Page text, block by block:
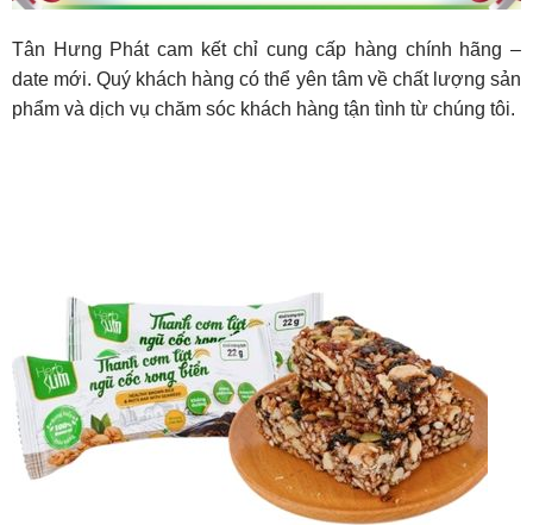
Tân Hưng Phát cam kết chỉ cung cấp hàng chính hãng –
date mới. Quý khách hàng có thể yên tâm về chất lượng sản
phẩm và dịch vụ chăm sóc khách hàng tận tình từ chúng tôi.